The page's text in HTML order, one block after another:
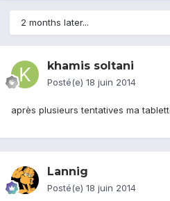
2 months later...
khamis soltani
Posté(e) 18 juin 2014
après plusieurs tentatives ma
Lannig
Posté(e) 18 juin 2014